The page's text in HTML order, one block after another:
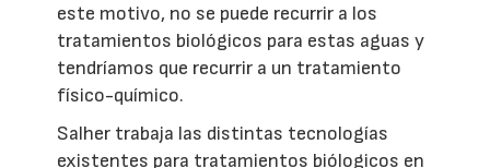
este motivo, no se puede recurrir a los
tratamientos biológicos para estas aguas y
tendríamos que recurrir a un tratamiento
físico-químico.
Salher trabaja las distintas tecnologías
existentes para tratamientos biólogicos en